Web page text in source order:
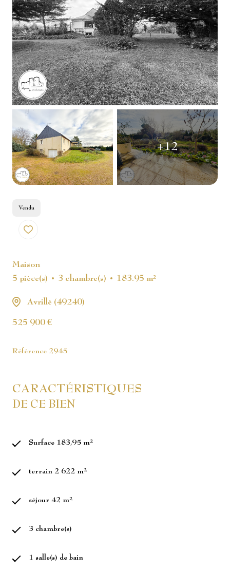
INTERNATIONAL
BIENS
VENDUS
ESTIMATION
NOTRE
AGENCE
CONTACT
+12
Vendu
Maison
5 pièce(s)
3 chambre(s) 183.95 m²
Avrillé (49240)
525 900 €
Référence 2945
CARACTÉRISTIQUES
DE CE BIEN
Surface 183,95 m²
terrain 2 622 m²
séjour 42 m²
3 chambre(s)
1 salle(s) de bain